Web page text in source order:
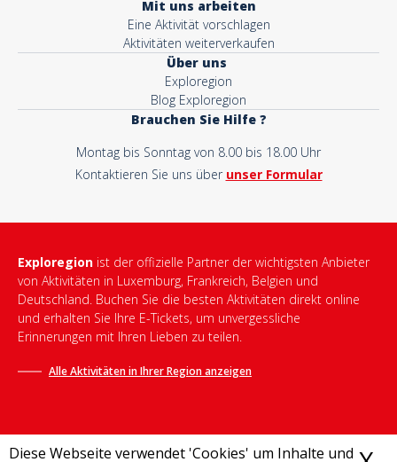
Diese Webseite verwendet 'Cookies' um Inhalte und
Mit uns arbeiten
Eine Aktivität vorschlagen
Aktivitäten weiterverkaufen
Über uns
Exploregion
Blog Exploregion
Brauchen Sie Hilfe ?
Montag bis Sonntag von 8.00 bis 18.00 Uhr
Kontaktieren Sie uns über unser Formular
Exploregion ist der offizielle Partner der wichtigsten Anbieter
von Aktivitäten in Luxemburg, Frankreich, Belgien und
Deutschland. Buchen Sie die besten Aktivitäten direkt online
und erhalten Sie Ihre E-Tickets, um unvergessliche
Erinnerungen mit Ihren Lieben zu teilen.
Alle Aktivitäten in Ihrer Region anzeigen